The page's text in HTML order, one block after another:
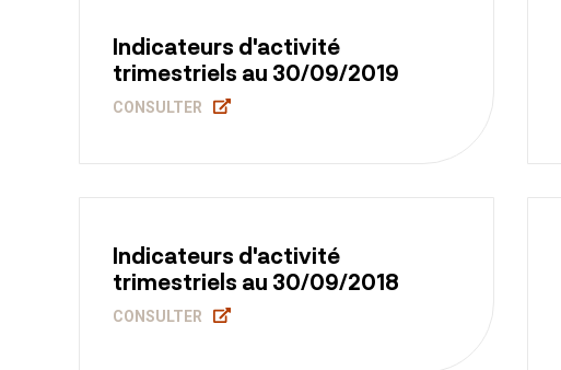
Indicateurs d'activité
trimestriels au 30/09/2019
CONSULTER
Indicateurs d'activité
trimestriels au 30/09/2018
CONSULTER